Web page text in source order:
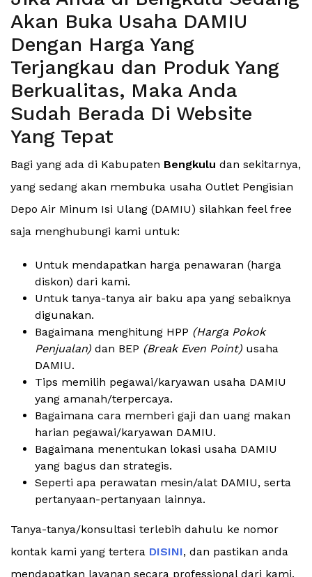
Akan Buka Usaha DAMIU
Dengan Harga Yang
Terjangkau dan Produk Yang
Berkualitas, Maka Anda
Sudah Berada Di Website
Yang Tepat
Bagi yang ada di Kabupaten Bengkulu dan sekitarnya,
yang sedang akan membuka usaha Outlet Pengisian
Depo Air Minum Isi Ulang (DAMIU) silahkan feel free
saja menghubungi kami untuk:
Untuk mendapatkan harga penawaran (harga
diskon) dari kami.
Untuk tanya-tanya air baku apa yang sebaiknya
digunakan.
Bagaimana menghitung HPP (Harga Pokok
Penjualan) dan BEP (Break Even Point) usaha
DAMIU.
Tips memilih pegawai/karyawan usaha DAMIU
yang amanah/terpercaya.
Bagaimana cara memberi gaji dan uang makan
harian pegawai/karyawan DAMIU.
Bagaimana menentukan lokasi usaha DAMIU
yang bagus dan strategis.
Seperti apa perawatan mesin/alat DAMIU, serta
pertanyaan-pertanyaan lainnya.
Tanya-tanya/konsultasi terlebih dahulu ke nomor
kontak kami yang tertera DISINI, dan pastikan anda
mendapatkan layanan secara professional dari kami.